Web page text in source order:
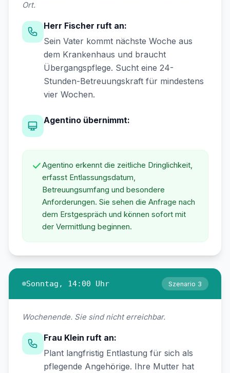
Ort.
Herr Fischer ruft an:
Sein Vater kommt nächste Woche aus
dem Krankenhaus und braucht
Übergangspflege. Sucht eine 24-
Stunden-Betreuungskraft für mindestens
vier Wochen.
Agentino übernimmt:
Agentino erkennt die zeitliche Dringlichkeit,
erfasst Entlassungsdatum,
Betreuungsumfang und besondere
Anforderungen. Sie sehen die Anfrage nach
dem Erstgespräch und können sofort mit
der Vermittlung beginnen.
Sonntag, 14:00 Uhr Szenario 3
Wochenende. Sie sind nicht erreichbar.
Frau Klein ruft an:
Plant langfristig Entlastung für sich als
pflegende Angehörige. Ihre Mutter hat